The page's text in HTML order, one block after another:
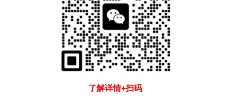
了解详情+扫码